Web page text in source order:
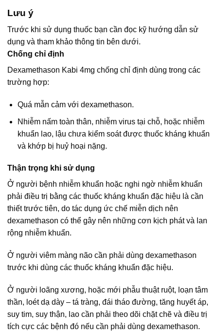
Lưu ý
Trước khi sử dụng thuốc bạn cần đọc kỹ hướng dẫn sử
dụng và tham khảo thông tin bên dưới.
Chống chỉ định
Dexamethason Kabi 4mg chống chỉ định dùng trong các
trường hợp:
Quá mẫn cảm với dexamethason.
Nhiễm nấm toàn thân, nhiễm virus tại chỗ, hoặc nhiễm
khuẩn lao, lậu chưa kiểm soát được thuốc kháng khuẩn
và khớp bị huỷ hoại nặng.
Thận trọng khi sử dụng
Ở người bệnh nhiễm khuẩn hoặc nghi ngờ nhiễm khuẩn
phải điều trị bằng các thuốc kháng khuẩn đặc hiệu là cần
thiết trước tiên, do tác dụng ức chế miễn dịch nên
dexamethason có thể gây nên những cơn kịch phát và lan
rộng nhiễm khuẩn.
Ở người viêm màng não cần phải dùng dexamethason
trước khi dùng các thuốc kháng khuẩn đặc hiệu.
Ở người loãng xương, hoặc mới phẫu thuật ruột, loạn tâm
thần, loét dạ dày – tá tràng, đái tháo đường, tăng huyết áp,
suy tim, suy thận, lao cần phải theo dõi chặt chẽ và điều trị
tích cực các bệnh đó nếu cần phải dùng dexamethason.